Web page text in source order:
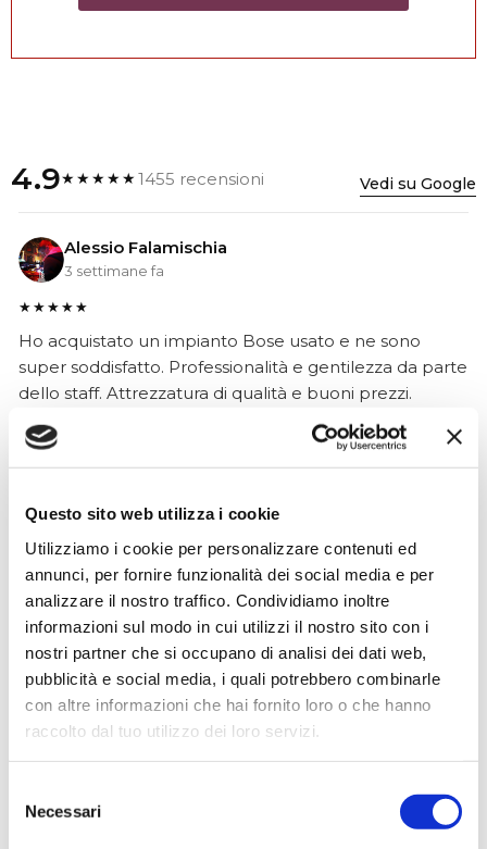
Questo sito web utilizza i cookie
Utilizziamo i cookie per personalizzare contenuti ed
annunci, per fornire funzionalità dei social media e per
analizzare il nostro traffico. Condividiamo inoltre
informazioni sul modo in cui utilizzi il nostro sito con i
nostri partner che si occupano di analisi dei dati web,
pubblicità e social media, i quali potrebbero combinarle
con altre informazioni che hai fornito loro o che hanno
raccolto dal tuo utilizzo dei loro servizi.
delNecessari
4.9★★★★★1455 recensioni Vedi su Google
Alessio Falamischia
3 settimane fa
★★★★★
Ho acquistato un impianto Bose usato e ne sono
super soddisfatto. Professionalità e gentilezza da parte
dello staff. Attrezzatura di qualità e buoni prezzi.
2 mesi fa
★★★★★
Ho acquistato un contrabbasso elettrico Stanzani, un
microfono professionale, amplificatore, cuffie, aste e
cavi vari come regali per il mio compagno. Lo
strumento è a dir poco meraviglioso e il resto dei
prodotti è di alto livello. I venditori son..
Simone Gasparoni